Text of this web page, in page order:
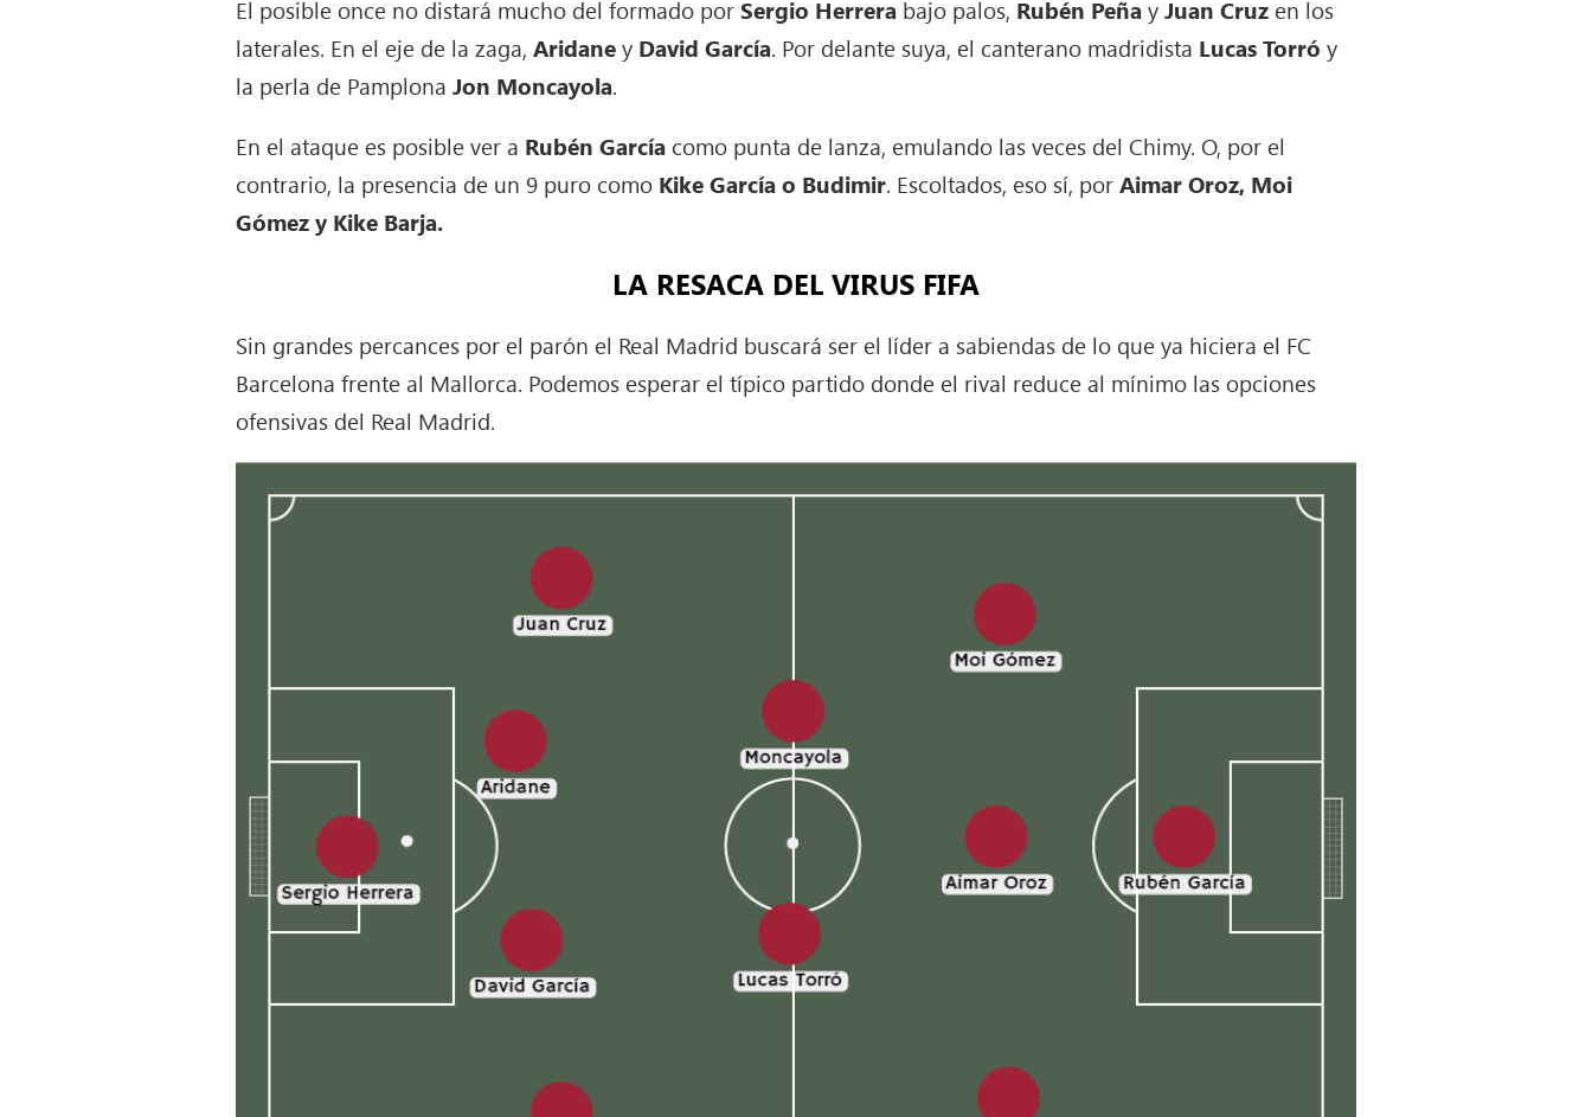
El posible once no distará mucho del formado por Sergio Herrera bajo palos, Rubén PeñayJuan Cruz en los
laterales. En el eje de la zaga,Aridaney David García. Por delante suya, el canterano madridista Lucas Torró y
la perla de PamplonaJon Moncayola.
En el ataque es posible ver a Rubén García como punta de lanza, emulando las veces del Chimy. O, por el
contrario, la presencia de un 9 puro como Kike García o Budimir. Escoltados, eso sí, porAimar Oroz, Moi
Gómez y Kike Barja.
LA RESACA DEL VIRUS FIFA
Sin grandes percances por el parón el Real Madrid buscará ser el líder a sabiendas de lo que ya hiciera el FC
Barcelona frente al Mallorca. Podemos esperar el típico partido donde el rival reduce al mínimo las opciones
ofensivas del Real Madrid.